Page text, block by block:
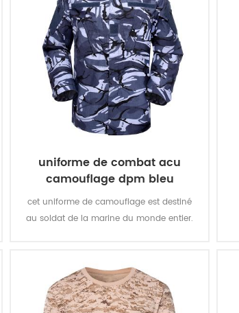
uniforme de combat acu
camouflage dpm bleu
cet uniforme de camouflage est destiné
au soldat de la marine du monde entier.
bataille d'eau comme l'océan, la rivière, le
lac, etc.